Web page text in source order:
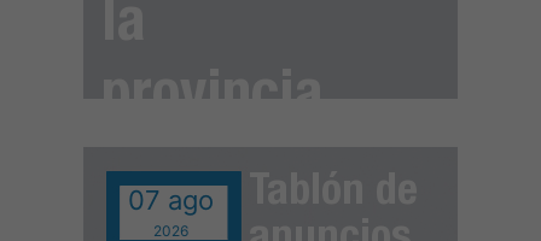
07 ago
2026